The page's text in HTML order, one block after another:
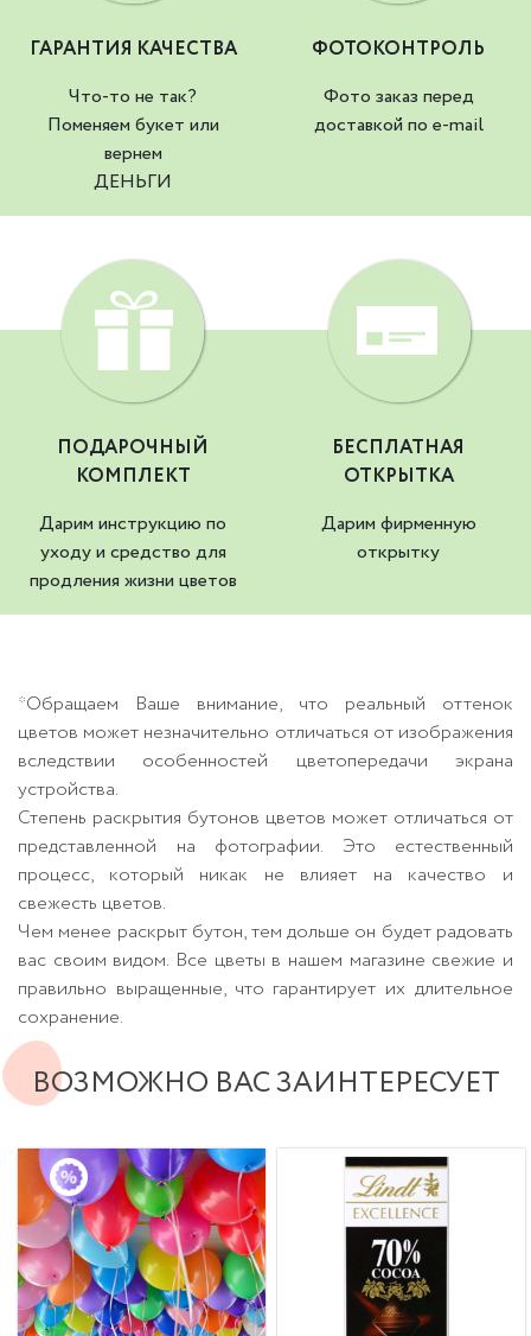
ГАРАНТИЯ КАЧЕСТВА
Что-то не так?
Поменяем букет или
вернем
ДЕНЬГИ
ФОТОКОНТРОЛЬ
Фото заказ перед
доставкой по e-mail
ПОДАРОЧНЫЙ
КОМПЛЕКТ
Дарим инструкцию по
уходу и средство для
продления жизни цветов
БЕСПЛАТНАЯ
ОТКРЫТКА
Дарим фирменную
открытку
*Обращаем Ваше внимание, что реальный оттенок
цветов может незначительно отличаться от изображения
вследствии особенностей цветопередачи экрана
устройства.
Степень раскрытия бутонов цветов может отличаться от
представленной на фотографии. Это естественный
процесс, который никак не влияет на качество и
свежесть цветов.
Чем менее раскрыт бутон, тем дольше он будет радовать
вас своим видом. Все цветы в нашем магазине свежие и
правильно выращенные, что гарантирует их длительное
сохранение.
ВОЗМОЖНО ВАС ЗАИНТЕРЕСУЕТ